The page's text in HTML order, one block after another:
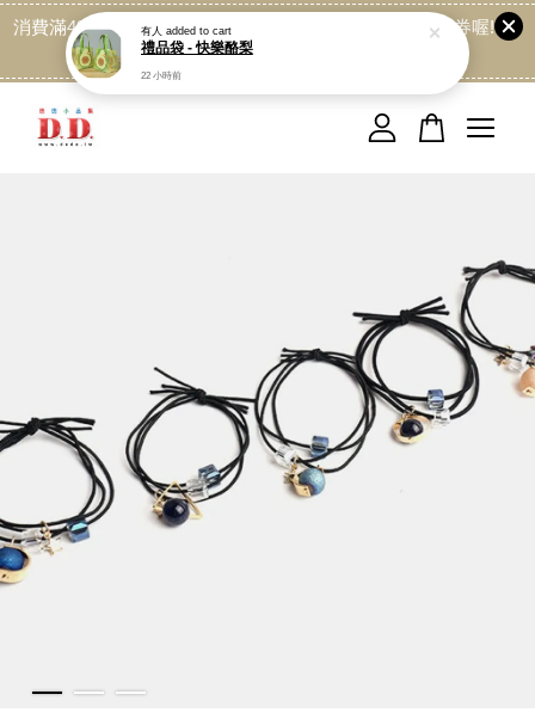
消費滿499免運喔, 記得加LINE:@dede168 領取專屬折扣券喔!
點我
您的購物車目前還是空的。
有人 added to cart
禮品袋 - 快樂酪梨
22 小時前